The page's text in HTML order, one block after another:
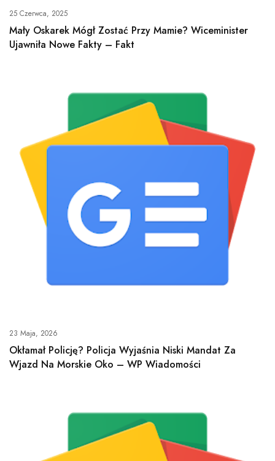
25 Czerwca, 2025
Mały Oskarek Mógł Zostać Przy Mamie? Wiceminister
Ujawniła Nowe Fakty – Fakt
23 Maja, 2026
Okłamał Policję? Policja Wyjaśnia Niski Mandat Za
Wjazd Na Morskie Oko – WP Wiadomości